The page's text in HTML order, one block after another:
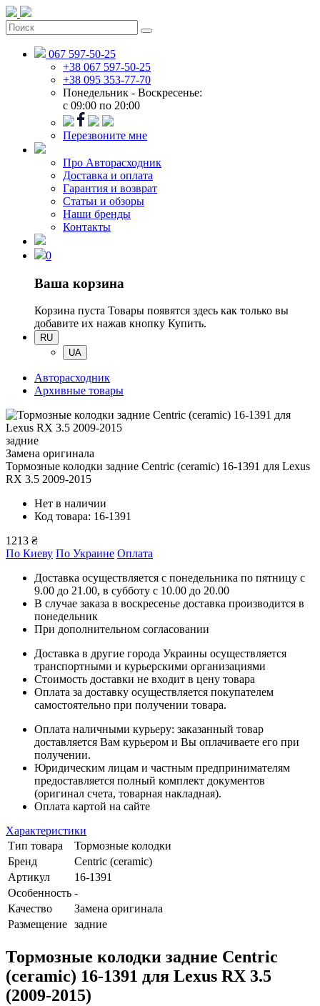
067 597-50-25
+38 067 597-50-25
+38 095 353-77-70
Понедельник - Воскресенье:
c 09:00 по 20:00
Перезвоните мне
Про Авторасходник
Доставка и оплата
Гарантия и возврат
Статьи и обзоры
Наши бренды
Контакты
0
Ваша корзина
Корзина пуста Товары появятся здесь как только вы
добавите их нажав кнопку Купить.
RU
UA
Авторасходник
Архивные товары
задние
Замена оригинала
Тормозные колодки задние Centric (ceramic) 16-1391 для Lexus
RX 3.5 2009-2015
Нет в наличии
Код товара: 16-1391
1213 ₴
По Киеву По Украине Оплата
Доставка осуществляется с понедельника по пятницу с
9.00 до 21.00, в субботу с 10.00 до 20.00
В случае заказа в воскресенье доставка производится в
понедельник
При дополнительном согласовании
Доставка в другие города Украины осуществляется
транспортными и курьерскими организациями
Стоимость доставки не входит в цену товара
Оплата за доставку осуществляется покупателем
самостоятельно при получении товара.
Оплата наличными курьеру: заказанный товар
доставляется Вам курьером и Вы оплачиваете его при
получении.
Юридическим лицам и частным предпринимателям
предоставляется полный комплект документов
(оригинал счета, товарная накладная).
Оплата картой на сайте
Характеристики
Тип товара
Тормозные колодки
Бренд
Centric (ceramic)
Артикул
16-1391
Особенность -
Качество
Замена оригинала
Размещение задние
Тормозные колодки задние Centric
(ceramic) 16-1391 для Lexus RX 3.5
(2009-2015)